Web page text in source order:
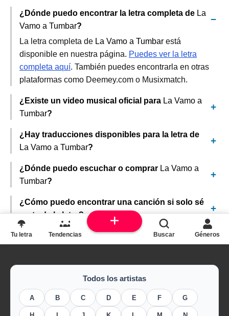
¿Dónde puedo encontrar la letra completa de La
Vamo a Tumbar?
La letra completa de La Vamo a Tumbar está
disponible en nuestra página. Puedes ver la letra
completa aquí. También puedes encontrarla en otras
plataformas como Deemey.com o Musixmatch.
¿Existe un video musical oficial para La Vamo a
Tumbar?
¿Hay traducciones disponibles para la letra de
La Vamo a Tumbar?
¿Dónde puedo escuchar o comprar La Vamo a
Tumbar?
¿Cómo puedo encontrar una canción si solo sé
parte de la letra?
Todos los artistas
A B C D E F G
Tu letra Tendencias Buscar Géneros